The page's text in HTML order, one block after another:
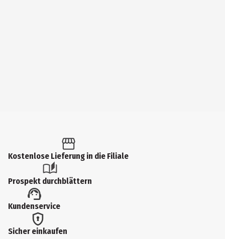
Kostenlose Lieferung in die Filiale
Prospekt durchblättern
Kundenservice
Sicher einkaufen